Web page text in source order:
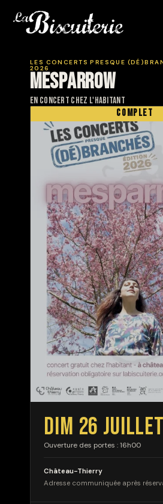
LES CONCERTS PRESQUE
2026
MESPARROW
en concert chez l'habitant
COMPLET
DIM 26 JUILLET
Ouverture des portes : 16h00
Château-Thierry
Adresse communiquée après